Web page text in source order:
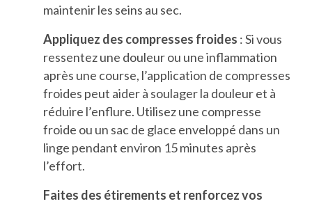
maintenir les seins au sec.
Appliquez des compresses froides : Si vous
ressentez une douleur ou une inflammation
après une course, l’application de compresses
froides peut aider à soulager la douleur et à
réduire l’enflure. Utilisez une compresse
froide ou un sac de glace enveloppé dans un
linge pendant environ 15 minutes après
l’effort.
Faites des étirements et renforcez vos